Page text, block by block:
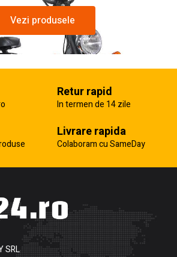
Vezi produsele
Retur rapid
In termen de 14 zile
Livrare rapida
Colaboram cu SameDay
SRL